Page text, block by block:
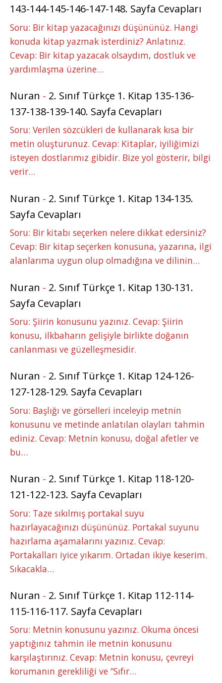
143-144-145-146-147-148. Sayfa Cevapları
Soru: Bir kitap yazacağınızı düşününüz. Hangi
konuda kitap yazmak isterdiniz? Anlatınız.
Cevap: Bir kitap yazacak olsaydım, dostluk ve
yardımlaşma üzerine…
Nuran - 2. Sınıf Türkçe 1. Kitap 135-136-
137-138-139-140. Sayfa Cevapları
Soru: Verilen sözcükleri de kullanarak kısa bir
metin oluşturunuz. Cevap: Kitaplar, iyiliğimizi
isteyen dostlarımız gibidir. Bize yol gösterir, bilgi
verir…
Nuran - 2. Sınıf Türkçe 1. Kitap 134-135.
Sayfa Cevapları
Soru: Bir kitabı seçerken nelere dikkat edersiniz?
Cevap: Bir kitap seçerken konusuna, yazarına, ilgi
alanlarıma uygun olup olmadığına ve dilinin…
Nuran - 2. Sınıf Türkçe 1. Kitap 130-131.
Sayfa Cevapları
Soru: Şiirin konusunu yazınız. Cevap: Şiirin
konusu, ilkbaharın gelişiyle birlikte doğanın
canlanması ve güzelleşmesidir.
Nuran - 2. Sınıf Türkçe 1. Kitap 124-126-
127-128-129. Sayfa Cevapları
Soru: Başlığı ve görselleri inceleyip metnin
konusunu ve metinde anlatılan olayları tahmin
ediniz. Cevap: Metnin konusu, doğal afetler ve
bu…
Nuran - 2. Sınıf Türkçe 1. Kitap 118-120-
121-122-123. Sayfa Cevapları
Soru: Taze sıkılmış portakal suyu
hazırlayacağınızı düşününüz. Portakal suyunu
hazırlama aşamalarını yazınız. Cevap:
Portakalları iyice yıkarım. Ortadan ikiye keserim.
Sıkacakla…
Nuran - 2. Sınıf Türkçe 1. Kitap 112-114-
115-116-117. Sayfa Cevapları
Soru: Metnin konusunu yazınız. Okuma öncesi
yaptığınız tahmin ile metnin konusunu
karşılaştırınız. Cevap: Metnin konusu, çevreyi
korumanın gerekliliği ve “Sıfır…